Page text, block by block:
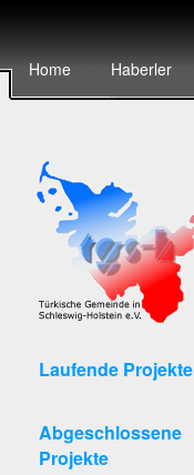
Home Haberler
Laufende Projekte
Abgeschlossene
Projekte